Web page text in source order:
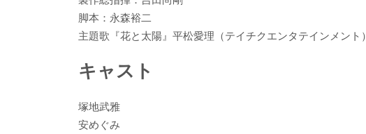
脚本：永森裕二
主題歌『花と太陽』平松愛理（テイチクエンタテインメント）
キャスト
塚地武雅
安めぐみ